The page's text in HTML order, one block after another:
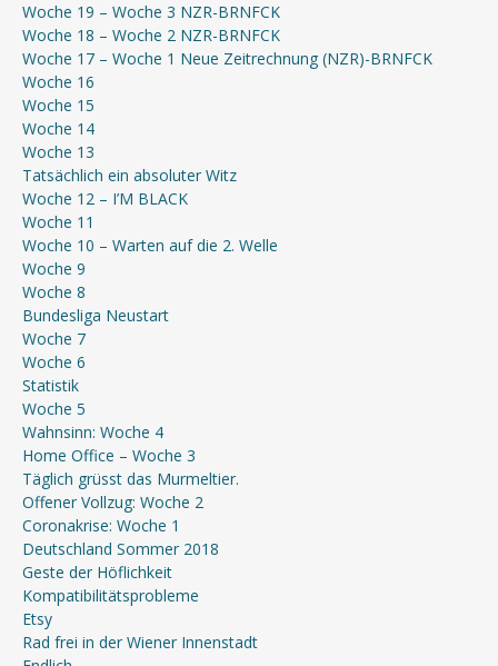
Woche 19 – Woche 3 NZR-BRNFCK
Woche 18 – Woche 2 NZR-BRNFCK
Woche 17 – Woche 1 Neue Zeitrechnung (NZR)-BRNFCK
Woche 16
Woche 15
Woche 14
Woche 13
Tatsächlich ein absoluter Witz
Woche 12 – I’M BLACK
Woche 11
Woche 10 – Warten auf die 2. Welle
Woche 9
Woche 8
Bundesliga Neustart
Woche 7
Woche 6
Statistik
Woche 5
Wahnsinn: Woche 4
Home Office – Woche 3
Täglich grüsst das Murmeltier.
Offener Vollzug: Woche 2
Coronakrise: Woche 1
Deutschland Sommer 2018
Geste der Höflichkeit
Kompatibilitätsprobleme
Etsy
Rad frei in der Wiener Innenstadt